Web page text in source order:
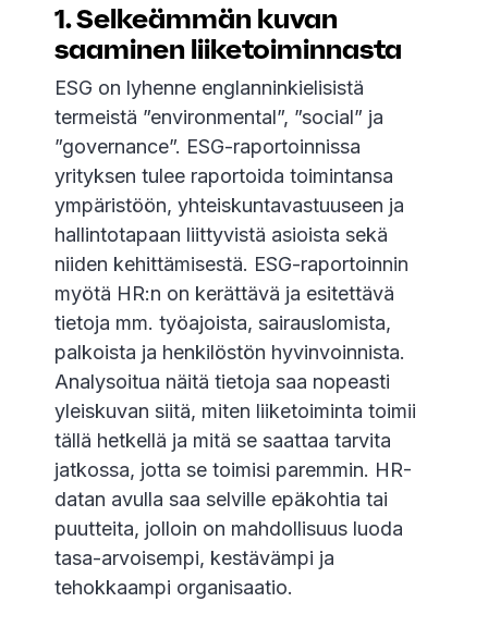
1. Selkeämmän kuvan
saaminen liiketoiminnasta
ESG on lyhenne englanninkielisistä
termeistä ”environmental”, ”social” ja
”governance”. ESG-raportoinnissa
yrityksen tulee raportoida toimintansa
ympäristöön, yhteiskuntavastuuseen ja
hallintotapaan liittyvistä asioista sekä
niiden kehittämisestä. ESG-raportoinnin
myötä HR:n on kerättävä ja esitettävä
tietoja mm. työajoista, sairauslomista,
palkoista ja henkilöstön hyvinvoinnista.
Analysoitua näitä tietoja saa nopeasti
yleiskuvan siitä, miten liiketoiminta toimii
tällä hetkellä ja mitä se saattaa tarvita
jatkossa, jotta se toimisi paremmin. HR-
datan avulla saa selville epäkohtia tai
puutteita, jolloin on mahdollisuus luoda
tasa-arvoisempi, kestävämpi ja
tehokkaampi organisaatio.